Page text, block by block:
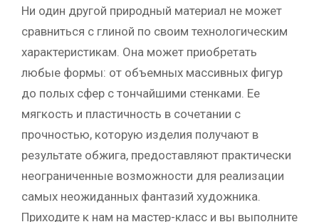
Ни один другой природный материал не может
сравниться с глиной по своим технологическим
характеристикам. Она может приобретать
любые формы: от объемных массивных фигур
до полых сфер с тончайшими стенками. Ее
мягкость и пластичность в сочетании с
прочностью, которую изделия получают в
результате обжига, предоставляют практически
неограниченные возможности для реализации
самых неожиданных фантазий художника.
Приходите к нам на мастер-класс и вы выполните